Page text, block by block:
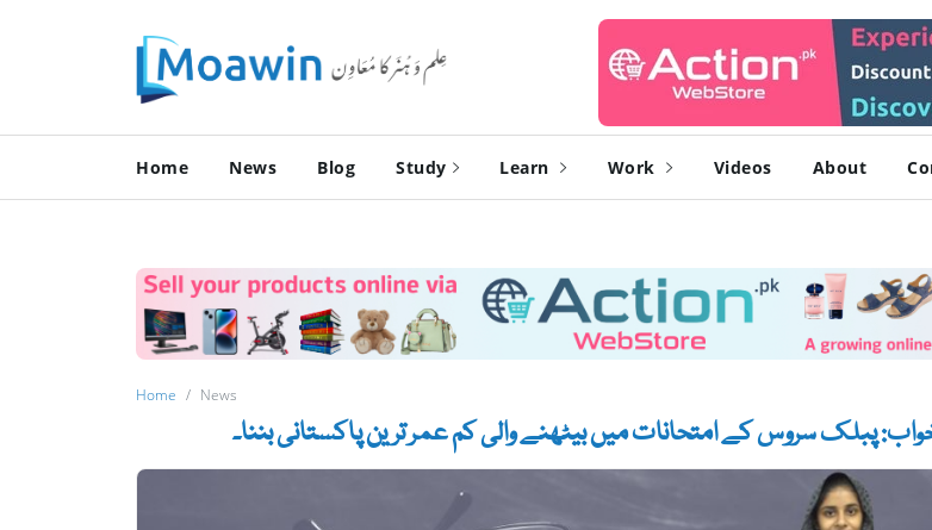
Home News Blog Study Learn Work Videos About
Home News
پبلک سروس کے امتحانات میں بیٹھنے والی کم عمر ترین پاکستانی بننا۔